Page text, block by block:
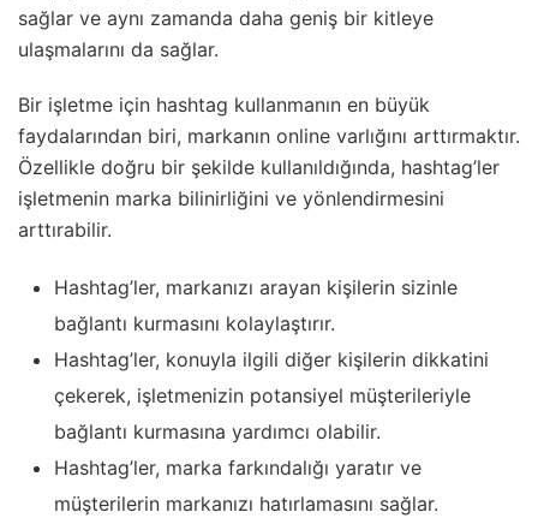
sağlar ve aynı zamanda daha geniş bir kitleye
ulaşmalarını da sağlar.
Bir işletme için hashtag kullanmanın en büyük
faydalarından biri, markanın online varlığını arttırmaktır.
Özellikle doğru bir şekilde kullanıldığında, hashtag’ler
işletmenin marka bilinirliğini ve yönlendirmesini
arttırabilir.
Hashtag’ler, markanızı arayan kişilerin sizinle
bağlantı kurmasını kolaylaştırır.
Hashtag’ler, konuyla ilgili diğer kişilerin dikkatini
çekerek, işletmenizin potansiyel müşterileriyle
bağlantı kurmasına yardımcı olabilir.
Hashtag’ler, marka farkındalığı yaratır ve
müşterilerin markanızı hatırlamasını sağlar.